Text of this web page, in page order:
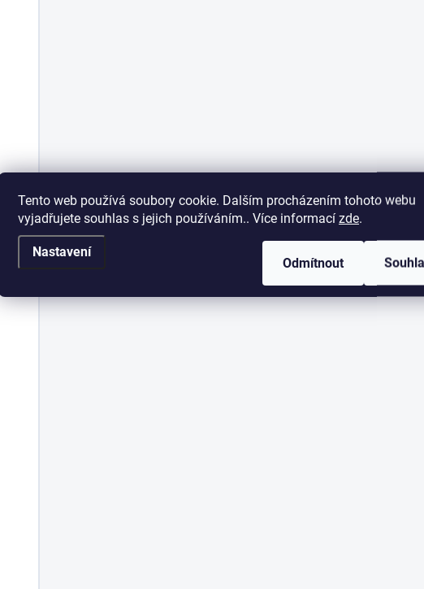
Tento web používá soubory cookie. Dalším procházením tohoto webu
vyjadřujete souhlas s jejich používáním.. Více informací zde.
Nastavení
Odmítnout